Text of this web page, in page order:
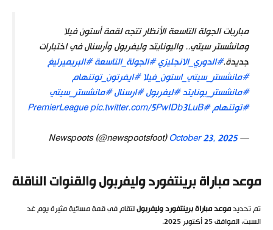
مباريات الجولة التاسعة الأنظار تتجه لقمة أستون فيلا
ومانشستر سيتي.. واليونايتد وليفربول وأرسنال في اختبارات
جديدة.#الدوري_الانجليزي#الجولة_التاسعة#البريميرليغ
#مانشستر_سيتي_استون_فيلا #ايفرتون_توتنهام
#مانشستر_يونايتد#ليفربول#ارسنال#مانشستر_سيتي
#توتنهام#PremierLeague
pic.twitter.com/5PwIDb3LuB
— Newspoots (@newspootsfoot)
October 23, 2025
موعد مباراة برينتفورد وليفربول والقنوات الناقلة
تم تحديدموعد مباراة برينتفورد وليفربوللتقام في قمة مسائية مثيرة يوم غد
السبت، الموافق 25 أكتوبر 2025.